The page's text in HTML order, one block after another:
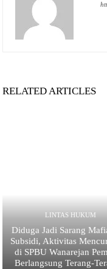
RELATED ARTICLES
LINTAS HUKUM
Diduga Jadi Sarang
Subsidi, Aktivitas
di SPBU Wanarejan
Berlangsung Terang-